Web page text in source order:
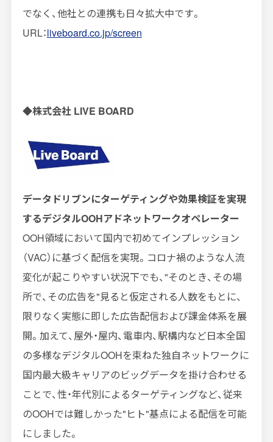
でなく、他社との連携も日々拡大中です。
URL：liveboard.co.jp/screen
◆株式会社 LIVE BOARD
データドリブンにターゲティングや効果検証を実現
するデジタルOOHアドネットワークオペレーター
OOH領域において国内で初めてインプレッション
（VAC）に基づく配信を実現。コロナ禍のような人流
変化が起こりやすい状況下でも、"そのとき、その場
所で、その広告を"見ると仮定される人数をもとに、
限りなく実態に即した広告配信および課金体系を展
開。加えて、屋外・屋内、電車内、駅構内など日本全国
の多様なデジタルOOHを束ねた独自ネットワークに
国内最大級キャリアのビッグデータを掛け合わせる
ことで、性・年代別によるターゲティングなど、従来
のOOHでは難しかった"ヒト"基点による配信を可能
にしました。